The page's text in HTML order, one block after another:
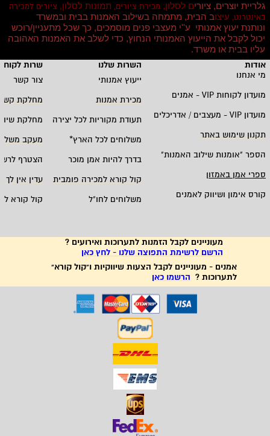
גלריית יוצרים, ציורים לסלון, מכירת ציורים, תמונות לסלון, ציורים למכירה
באינטרנט, עיצוב הבית, מתמחה בשילוב האמנות בבית ובמשרד
ונותנת יעוץ אמנותי ע''י מעצבי פנים מוסמכים, כך שכל מתעניין/רוכש
יכול לקבל את הייעוץ האמנותי הנחוץ, כדי לשלב את האמנות האהובה
עליו בבית או משרד.
אודות
השרות שלנו
שרות
מי אנחנו
ייעוץ אמנותי
צור קשר
מועדון לקוחותVIP - אמנים מכירת אמנות
מחלקת
מועדון
מעצבים / אדריכלים תעודת מקוריות לכל יצירה
מחלקת
תקנון שימוש באתר
משלוחים לכל הארץ*
מעקב
הספר "אומנות שילוב האמנות" בדרך להיות אמן מוכר
הצטרף
ספרי אמן באמזון
קול קורא למכירה פומבית
עדין אין לך
קורס אימון ושיווק לאמנים
משלוחים לחו"ל קול קורא
מעוניינים לקבל הזמנות לתערוכות ואירועים ?
הרשם לרשימת התפוצה שלנו - לחץ כאן
אמנים - מעוניינים לקבל הצעות שיווקיות ו"קול קורא"
לתערוכות ? הרשמו כאן